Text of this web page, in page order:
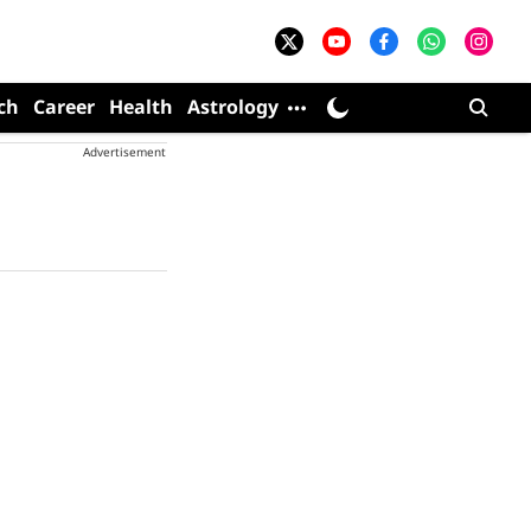
Career Health Astrology
Advertisement